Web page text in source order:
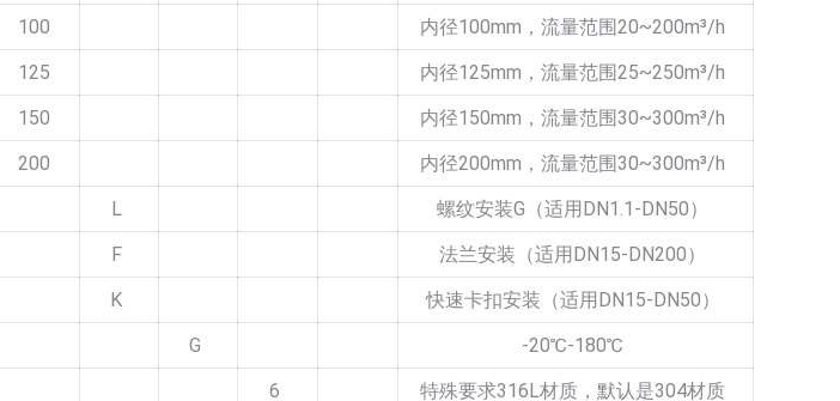
100
内径100mm，流量范围20~200m³/h
125
内径125mm，流量范围25~250m³/h
150
内径150mm，流量范围30~300m³/h
200
内径200mm，流量范围30~300m³/h
L
螺纹安装G（适用DN1.1-DN50）
F
法兰安装（适用DN15-DN200）
K
快速卡扣安装（适用DN15-DN50）
G
-20℃-180℃
6 特殊要求316L材质，默认是304材质